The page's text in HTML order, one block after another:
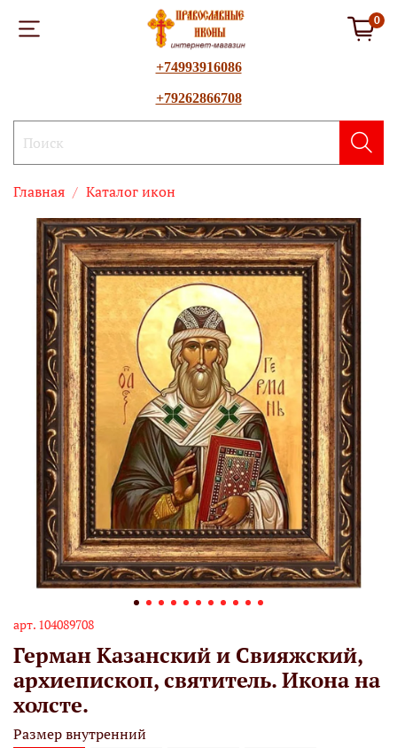
0
+74993916086
+79262866708
Главная Каталог икон
арт. 104089708
Герман Казанский и Свияжский,
архиепископ, святитель. Икона на
холсте.
Размер внутренний